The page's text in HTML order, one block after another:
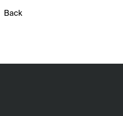
Back